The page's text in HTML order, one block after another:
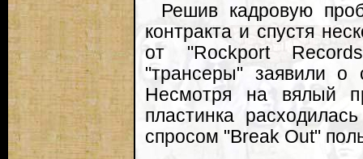
Решив кадровую
контракта и спустя
от "Rockport
"трансеры" заявили о
Несмотря на вялый
пластинка
спросом "Break Out"